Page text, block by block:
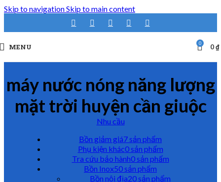
Skip to navigationSkip to main content
MENU 0 0₫
máy nước nóng năng lượng
mặt trời huyện cần giuộc
Nhu cầu
Bồn giảm giá7 sản phẩm
Phụ kiện khác0 sản phẩm
Tra cứu bảo hành0 sản phẩm
Bồn Inox50 sản phẩm
Bồn nội địa20 sản phẩm